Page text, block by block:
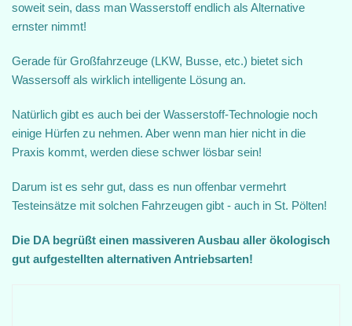
soweit sein, dass man Wasserstoff endlich als Alternative
ernster nimmt!
Gerade für Großfahrzeuge (LKW, Busse, etc.) bietet sich
Wassersoff als wirklich intelligente Lösung an.
Natürlich gibt es auch bei der Wasserstoff-Technologie noch
einige Hürfen zu nehmen. Aber wenn man hier nicht in die
Praxis kommt, werden diese schwer lösbar sein!
Darum ist es sehr gut, dass es nun offenbar vermehrt
Testeinsätze mit solchen Fahrzeugen gibt - auch in St. Pölten!
Die DA begrüßt einen massiveren Ausbau aller ökologisch
gut aufgestellten alternativen Antriebsarten!